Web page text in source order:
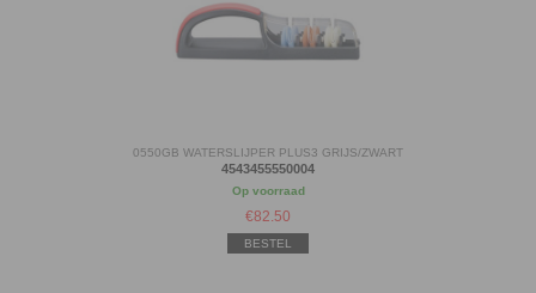
0550GB WATERSLIJPER PLUS3 GRIJS/ZWART
4543455550004
Op voorraad
€82.50
BESTEL